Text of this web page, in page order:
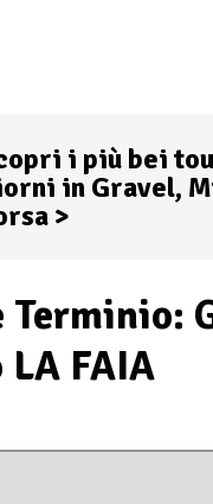
i più bei
in Gravel,
>
Terminio:
FAIA